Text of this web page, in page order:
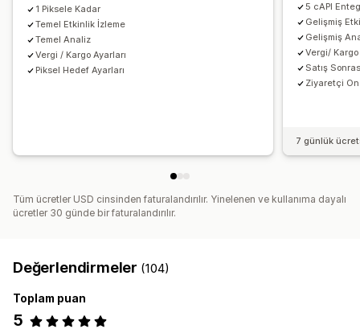
1 Piksele Kadar
Temel Etkinlik İzleme
Temel Analiz
Vergi / Kargo Ayarları
Piksel Hedef Ayarları
5 cAPI
Gelişmiş
Gelişmiş
Vergi/ Kargo
Satış
Ziyaretçi
7 günlük
Tüm ücretler USD cinsinden faturalandırılır. Yinelenen ve kullanıma dayalı
ücretler 30 günde bir faturalandırılır.
Değerlendirmeler (104)
Toplam puan
5